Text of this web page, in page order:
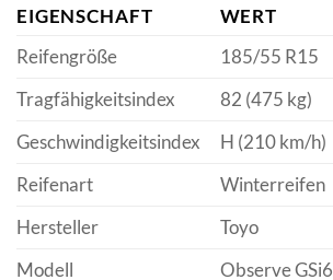
EIGENSCHAFT
WERT
Reifengröße
185/55 R15
Tragfähigkeitsindex
82 (475 kg)
Geschwindigkeitsindex
H (210 km/h)
Reifenart
Winterreifen
Hersteller
Toyo
Modell
Observe GSi6